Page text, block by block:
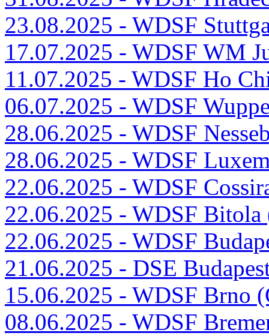
23.08.2025 - WDSF
17.07.2025 - WDSF WM
11.07.2025 - WDSF Ho
06.07.2025 - WDSF
28.06.2025 - WDSF
28.06.2025 - WDSF
22.06.2025 - WDSF
22.06.2025 - WDSF
22.06.2025 - WDSF
21.06.2025 - DSE
15.06.2025 - WDSF Brno
08.06.2025 - WDSF